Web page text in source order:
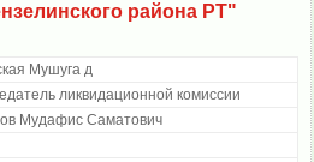
района РТ"
Мушуга д
ликвидационной комиссии
Мудафис Саматович